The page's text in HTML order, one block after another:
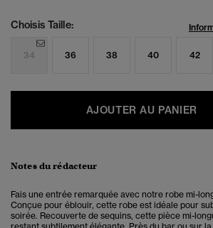
Choisis Taille:
34 36 38 40 42
AJOUTER AU PANIER
Notes du rédacteur
Fais une entrée remarquée avec notre robe mi-
Conçue pour éblouir, cette robe est idéale pour
soirée. Recouverte de sequins, cette pièce mi-